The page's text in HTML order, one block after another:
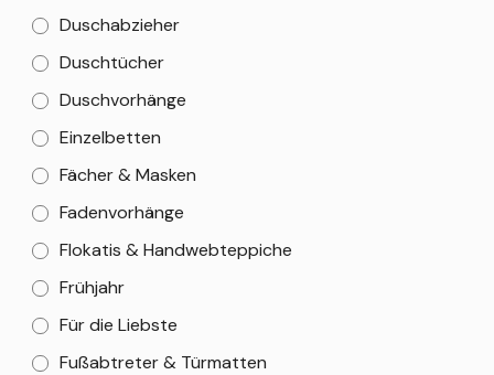
Duschabzieher
Duschtücher
Duschvorhänge
Einzelbetten
Fächer & Masken
Fadenvorhänge
Flokatis & Handwebteppiche
Frühjahr
Für die Liebste
Fußabtreter & Türmatten